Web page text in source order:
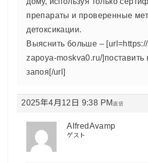
препараты и проверенные
детоксикации.
Выяснить больше –
zapoya-moskva0.ru/]поставить
запоя[/url]
2025年4月12日 9:38 PM返信
AlfredAvamp
ゲスト